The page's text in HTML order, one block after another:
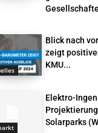
Blick nach
zeigt
KMU...
Elektro-
Solarparks